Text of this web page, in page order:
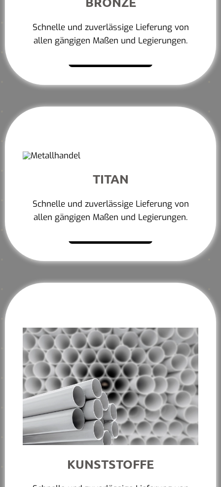
Schnelle und zuverlässige Lieferung von
allen gängigen Maßen und Legierungen.
TITAN
Schnelle und zuverlässige Lieferung von
allen gängigen Maßen und Legierungen.
KUNSTSTOFFE